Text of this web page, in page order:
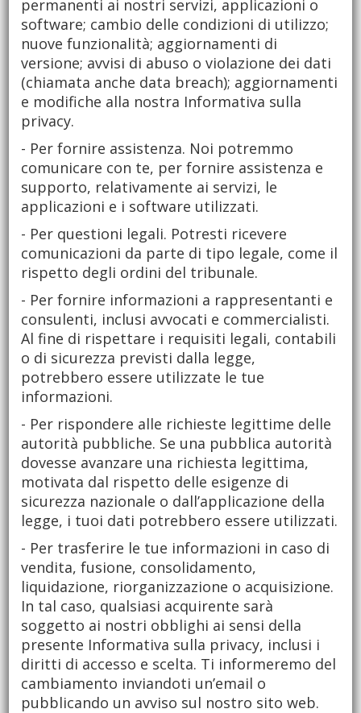
permanenti ai nostri servizi, applicazioni o
software; cambio delle condizioni di utilizzo;
nuove funzionalità; aggiornamenti di
versione; avvisi di abuso o violazione dei dati
(chiamata anche data breach); aggiornamenti
e modifiche alla nostra Informativa sulla
privacy.
- Per fornire assistenza. Noi potremmo
comunicare con te, per fornire assistenza e
supporto, relativamente ai servizi, le
applicazioni e i software utilizzati.
- Per questioni legali. Potresti ricevere
comunicazioni da parte di tipo legale, come il
rispetto degli ordini del tribunale.
- Per fornire informazioni a rappresentanti e
consulenti, inclusi avvocati e commercialisti.
Al fine di rispettare i requisiti legali, contabili
o di sicurezza previsti dalla legge,
potrebbero essere utilizzate le tue
informazioni.
- Per rispondere alle richieste legittime delle
autorità pubbliche. Se una pubblica autorità
dovesse avanzare una richiesta legittima,
motivata dal rispetto delle esigenze di
sicurezza nazionale o dall’applicazione della
legge, i tuoi dati potrebbero essere utilizzati.
- Per trasferire le tue informazioni in caso di
vendita, fusione, consolidamento,
liquidazione, riorganizzazione o acquisizione.
In tal caso, qualsiasi acquirente sarà
soggetto ai nostri obblighi ai sensi della
presente Informativa sulla privacy, inclusi i
diritti di accesso e scelta. Ti informeremo del
cambiamento inviandoti un’email o
pubblicando un avviso sul nostro sito web.